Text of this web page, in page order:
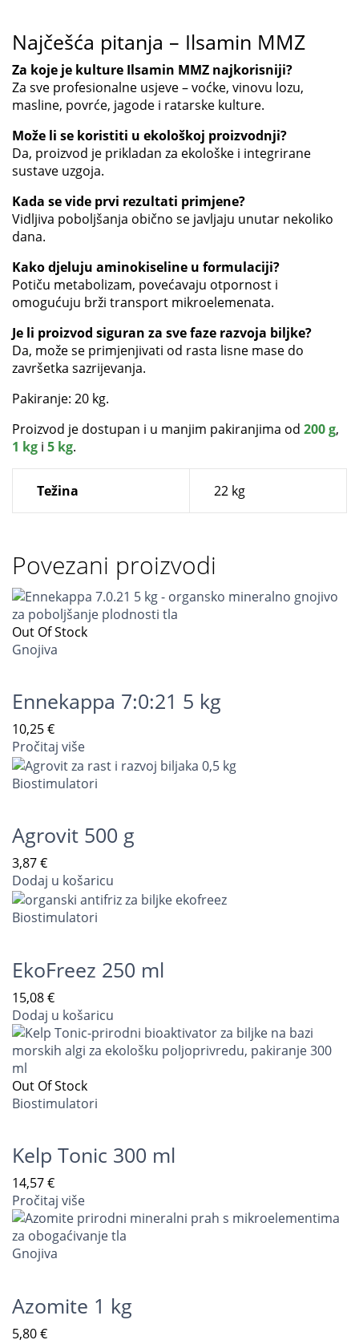
Najčešća pitanja – Ilsamin MMZ
Za koje je kulture Ilsamin MMZ najkorisniji?
Za sve profesionalne usjeve – voćke, vinovu lozu,
masline, povrće, jagode i ratarske kulture.
Može li se koristiti u ekološkoj proizvodnji?
Da, proizvod je prikladan za ekološke i integrirane
sustave uzgoja.
Kada se vide prvi rezultati primjene?
Vidljiva poboljšanja obično se javljaju unutar nekoliko
dana.
Kako djeluju aminokiseline u formulaciji?
Potiču metabolizam, povećavaju otpornost i
omogućuju brži transport mikroelemenata.
Je li proizvod siguran za sve faze razvoja biljke?
Da, može se primjenjivati od rasta lisne mase do
završetka sazrijevanja.
Pakiranje: 20 kg.
Proizvod je dostupan i u manjim pakiranjima od 200 g,
1 kg i 5 kg.
Težina 22 kg
Povezani proizvodi
Out Of Stock
Gnojiva
Ennekappa 7:0:21 5 kg
10,25€
Pročitaj više
Biostimulatori
Agrovit 500 g
3,87€
Dodaj u košaricu
Biostimulatori
EkoFreez 250 ml
15,08€
Dodaj u košaricu
Out Of Stock
Biostimulatori
Kelp Tonic 300 ml
14,57€
Pročitaj više
Gnojiva
Azomite 1 kg
5,80€